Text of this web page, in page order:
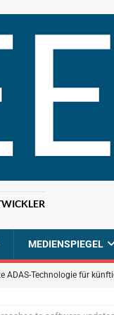
MEDIENSPIEGEL
ADAS-Technologie für